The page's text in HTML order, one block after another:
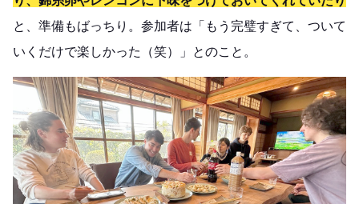
と、準備もばっちり。参加者は「もう完璧すぎて、ついて
いくだけで楽しかった（笑）」とのこと。